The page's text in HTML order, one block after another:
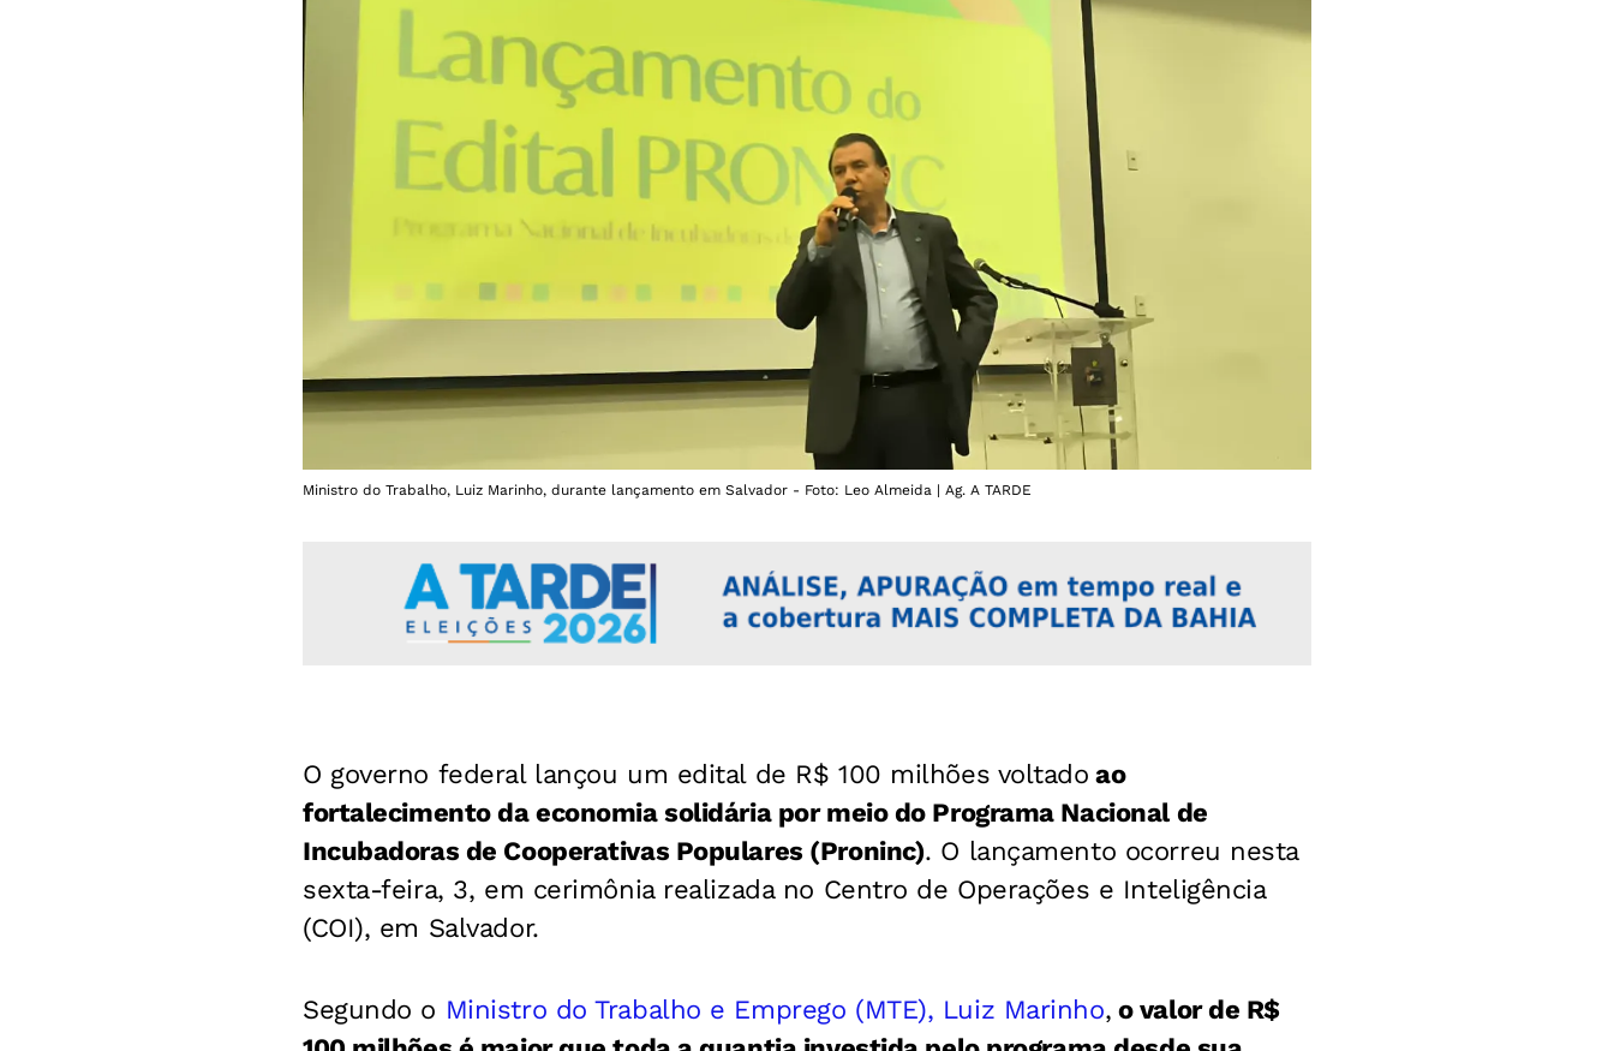
Ministro do Trabalho, Luiz Marinho, durante lançamento em Salvador - Foto: Leo Almeida | Ag. A TARDE
O governo federal lançou um edital de R$ 100 milhões voltado ao
fortalecimento da economia solidária por meio do Programa Nacional de
Incubadoras de Cooperativas Populares (Proninc). O lançamento ocorreu nesta
sexta-feira, 3, em cerimônia realizada no Centro de Operações e Inteligência
(COI), em Salvador.
Segundo o Ministro do Trabalho e Emprego (MTE), Luiz Marinho, o valor de R$